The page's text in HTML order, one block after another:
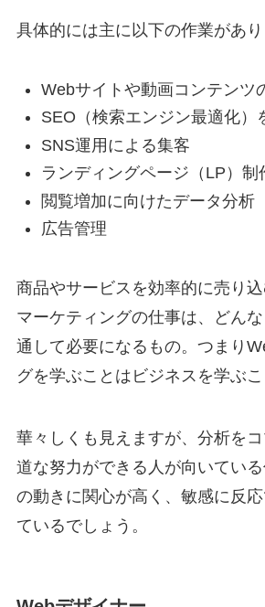
具体的には主に以下の作業があり
Webサイトや動画コンテンツ
SEO（検索エンジン最適化）
SNS運用による集客
ランディングページ（LP）制
閲覧増加に向けたデータ分析
広告管理
商品やサービスを効率的に売り
マーケティングの仕事は、どん
通して必要になるもの。つまり
グを学ぶことはビジネスを学ぶこ
華々しくも見えますが、分析を
道な努力ができる人が向いてい
の動きに関心が高く、敏感に反
ているでしょう。